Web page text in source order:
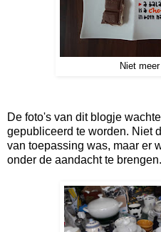
Niet
De foto's van dit blogje
gepubliceerd te worden. Niet
van toepassing was, maar er
onder de aandacht te brengen.